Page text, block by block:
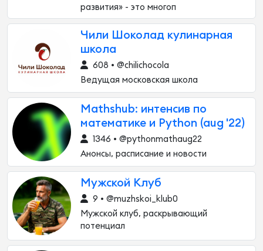
развития» - это многоп
Чили Шоколад кулинарная
школа
608 • @chilichocola
Ведущая московская школа
Mathshub: интенсив по
математике и Python (aug '22)
1346 • @pythonmathaug22
Анонсы, расписание и новости
Мужской Клуб
9 • @muzhskoi_klub0
Мужской клуб, раскрывающий
потенциал